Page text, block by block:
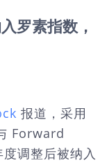
罗素指数，
报道，采用
Forward
调整后被纳入